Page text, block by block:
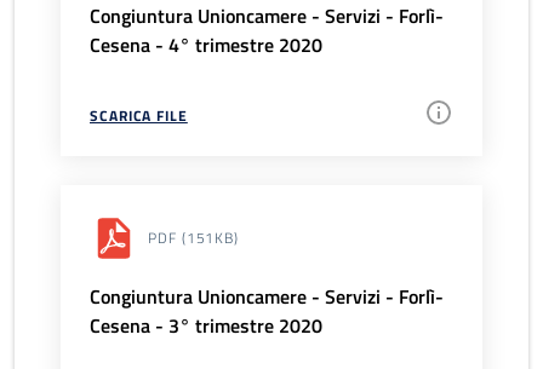
Congiuntura Unioncamere - Servizi - Forlì-
Cesena - 4° trimestre 2020
SCARICA FILE
PDF (151KB)
Congiuntura Unioncamere - Servizi - Forlì-
Cesena - 3° trimestre 2020